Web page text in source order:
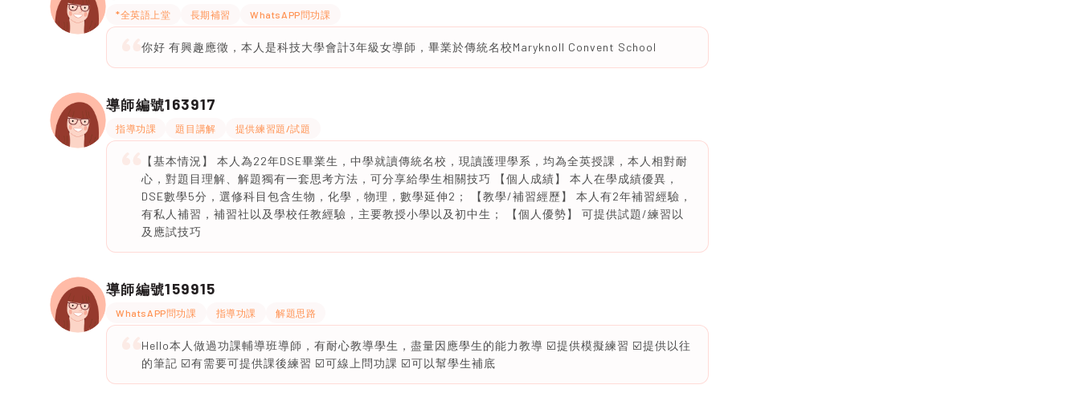
*全英語上堂 長期補習 WhatsAPP問功課
你好 有興趣應徵，本人是科技大學會計3年級女導師，畢業於傳統名校Maryknoll Convent School
導師編號163917
指導功課 題目講解 提供練習題/試題
【基本情況】 本人為22年DSE畢業生，中學就讀傳統名校，現讀護理學系，均為全英授課，本人相對耐
心，對題目理解、解題獨有一套思考方法，可分享給學生相關技巧 【個人成績】 本人在學成績優異，
DSE數學5分，選修科目包含生物，化學，物理，數學延伸2； 【教學/補習經歷】 本人有2年補習經驗，
有私人補習，補習社以及學校任教經驗，主要教授小學以及初中生； 【個人優勢】 可提供試題/練習以
及應試技巧
導師編號159915
WhatsAPP問功課 指導功課 解題思路
Hello本人做過功課輔導班導師，有耐心教導學生，盡量因應學生的能力教導 ☑️提供模擬練習 ☑️提供以往
的筆記 ☑️有需要可提供課後練習 ☑️可線上問功課 ☑️可以幫學生補底